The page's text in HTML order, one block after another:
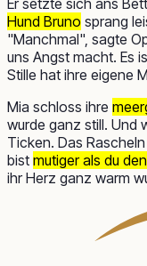
Er setzte sich ans
Hund Bruno sprang
"Manchmal", sagte
uns Angst macht. Es
Stille hat ihre eigene
Mia schloss ihre
wurde ganz still. Und
Ticken. Das
bist mutiger als du
ihr Herz ganz warm